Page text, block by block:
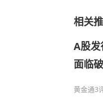
相关
A股
面临破
黄金通3